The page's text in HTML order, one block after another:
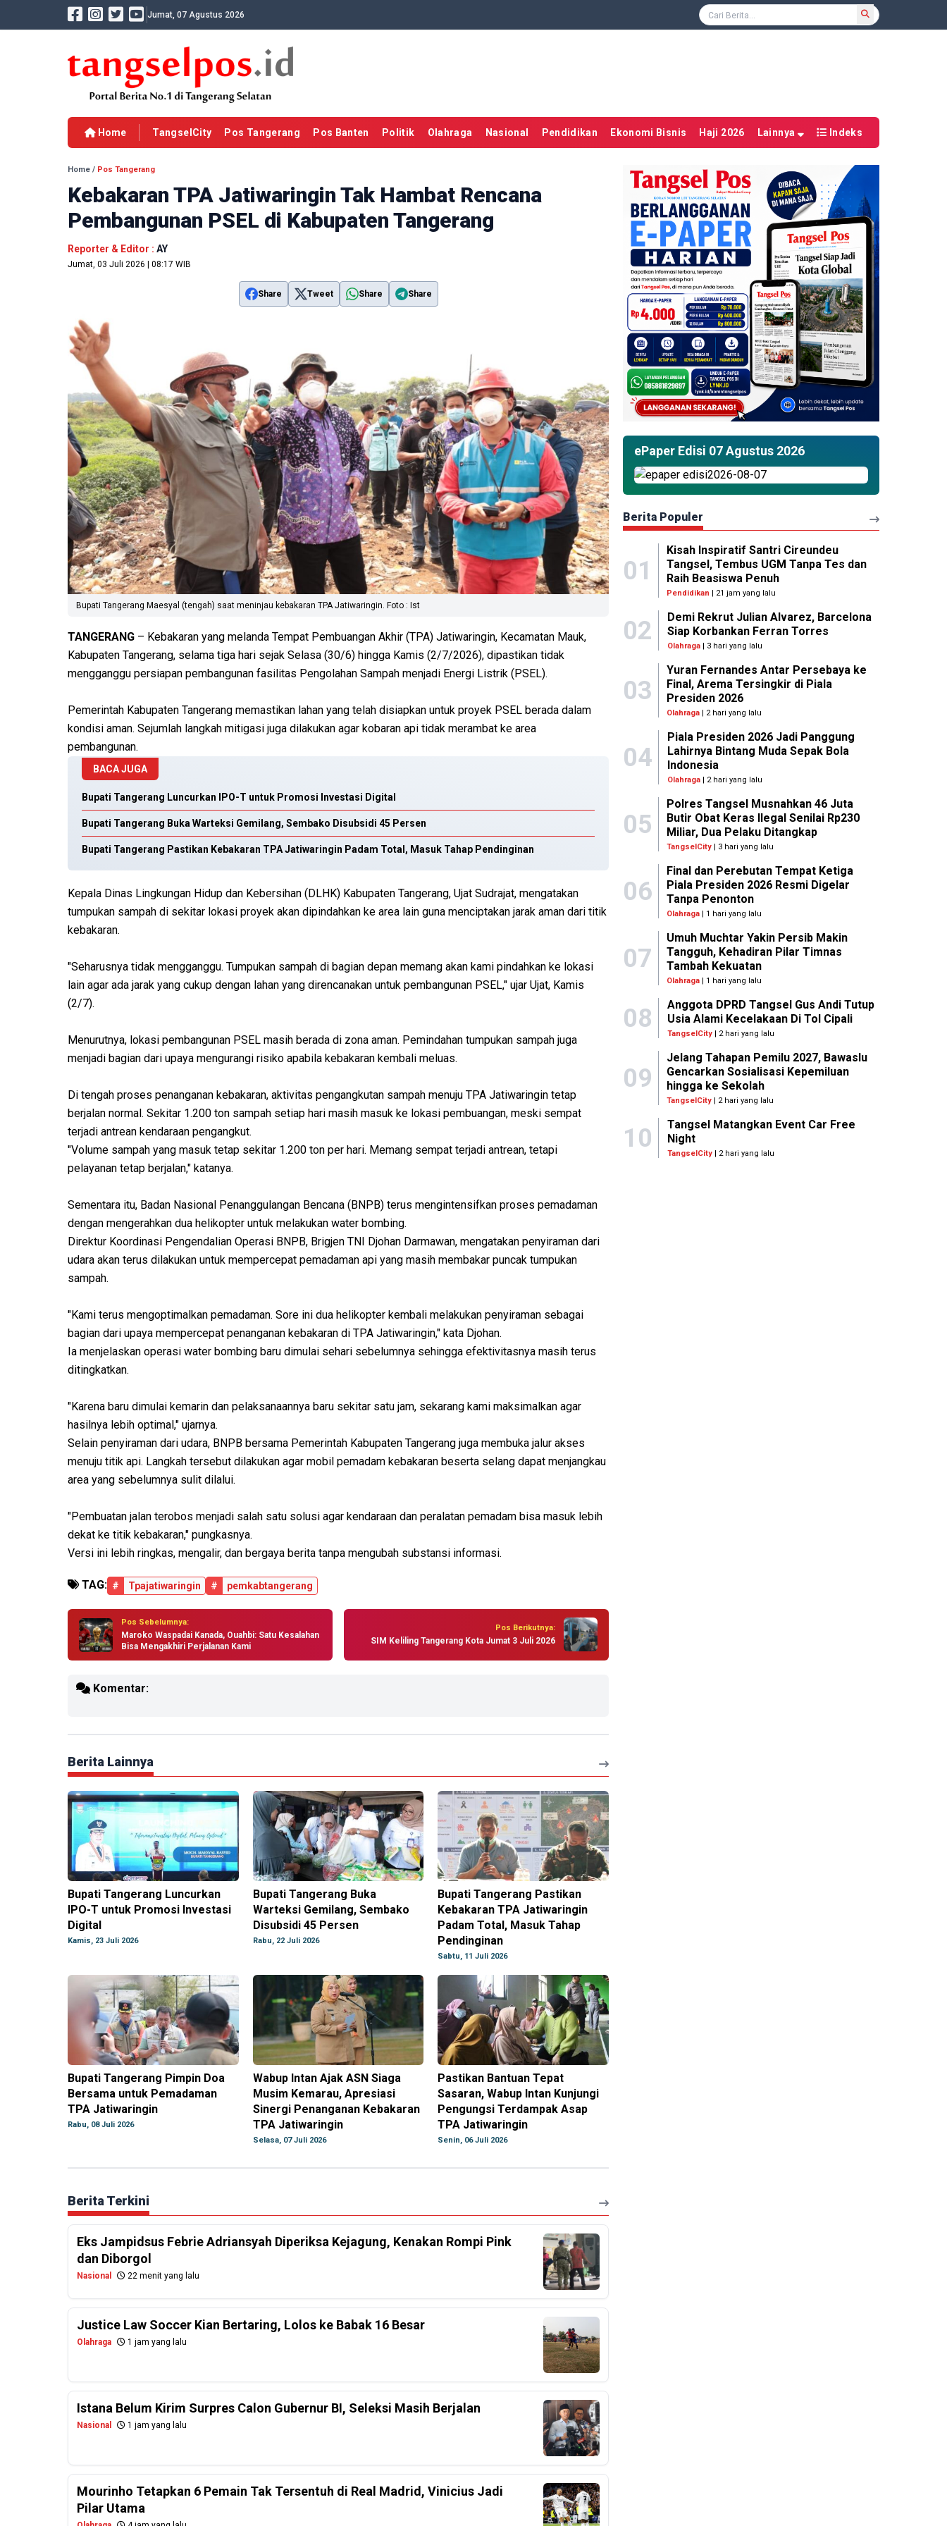
Jumat, 07 Agustus 2026
Home TangselCity Pos Tangerang Pos Banten Politik Olahraga Nasional Pendidikan Ekonomi Bisnis Haji 2026 Lainnya Indeks
Home / Pos Tangerang
Kebakaran TPA Jatiwaringin Tak Hambat Rencana
Pembangunan PSEL di Kabupaten Tangerang
Reporter & Editor : AY
Jumat, 03 Juli 2026 | 08:17 WIB
Share Tweet Share Share
Bupati Tangerang Maesyal (tengah) saat meninjau kebakaran TPA Jatiwaringin. Foto : Ist
TANGERANG – Kebakaran yang melanda Tempat Pembuangan Akhir (TPA) Jatiwaringin, Kecamatan Mauk,
Kabupaten Tangerang, selama tiga hari sejak Selasa (30/6) hingga Kamis (2/7/2026), dipastikan tidak
mengganggu persiapan pembangunan fasilitas Pengolahan Sampah menjadi Energi Listrik (PSEL).
Pemerintah Kabupaten Tangerang memastikan lahan yang telah disiapkan untuk proyek PSEL berada dalam
kondisi aman. Sejumlah langkah mitigasi juga dilakukan agar kobaran api tidak merambat ke area
pembangunan.
BACA JUGA
Bupati Tangerang Luncurkan IPO-T untuk Promosi Investasi Digital
Bupati Tangerang Buka Warteksi Gemilang, Sembako Disubsidi 45 Persen
Bupati Tangerang Pastikan Kebakaran TPA Jatiwaringin Padam Total, Masuk Tahap Pendinginan
Kepala Dinas Lingkungan Hidup dan Kebersihan (DLHK) Kabupaten Tangerang, Ujat Sudrajat, mengatakan
tumpukan sampah di sekitar lokasi proyek akan dipindahkan ke area lain guna menciptakan jarak aman dari titik
kebakaran.
"Seharusnya tidak mengganggu. Tumpukan sampah di bagian depan memang akan kami pindahkan ke lokasi
lain agar ada jarak yang cukup dengan lahan yang direncanakan untuk pembangunan PSEL," ujar Ujat, Kamis
(2/7).
Menurutnya, lokasi pembangunan PSEL masih berada di zona aman. Pemindahan tumpukan sampah juga
menjadi bagian dari upaya mengurangi risiko apabila kebakaran kembali meluas.
Di tengah proses penanganan kebakaran, aktivitas pengangkutan sampah menuju TPA Jatiwaringin tetap
berjalan normal. Sekitar 1.200 ton sampah setiap hari masih masuk ke lokasi pembuangan, meski sempat
terjadi antrean kendaraan pengangkut.
"Volume sampah yang masuk tetap sekitar 1.200 ton per hari. Memang sempat terjadi antrean, tetapi
pelayanan tetap berjalan," katanya.
Sementara itu, Badan Nasional Penanggulangan Bencana (BNPB) terus mengintensifkan proses pemadaman
dengan mengerahkan dua helikopter untuk melakukan water bombing.
Direktur Koordinasi Pengendalian Operasi BNPB, Brigjen TNI Djohan Darmawan, mengatakan penyiraman dari
udara akan terus dilakukan untuk mempercepat pemadaman api yang masih membakar puncak tumpukan
sampah.
"Kami terus mengoptimalkan pemadaman. Sore ini dua helikopter kembali melakukan penyiraman sebagai
bagian dari upaya mempercepat penanganan kebakaran di TPA Jatiwaringin," kata Djohan.
Ia menjelaskan operasi water bombing baru dimulai sehari sebelumnya sehingga efektivitasnya masih terus
ditingkatkan.
"Karena baru dimulai kemarin dan pelaksanaannya baru sekitar satu jam, sekarang kami maksimalkan agar
hasilnya lebih optimal," ujarnya.
Selain penyiraman dari udara, BNPB bersama Pemerintah Kabupaten Tangerang juga membuka jalur akses
menuju titik api. Langkah tersebut dilakukan agar mobil pemadam kebakaran beserta selang dapat menjangkau
area yang sebelumnya sulit dilalui.
"Pembuatan jalan terobos menjadi salah satu solusi agar kendaraan dan peralatan pemadam bisa masuk lebih
dekat ke titik kebakaran," pungkasnya.
Versi ini lebih ringkas, mengalir, dan bergaya berita tanpa mengubah substansi informasi.
TAG: # Tpajatiwaringin # pemkabtangerang
Pos Sebelumnya:
Maroko Waspadai Kanada, Ouahbi: Satu Kesalahan
Bisa Mengakhiri Perjalanan Kami
Pos Berikutnya:
SIM Keliling Tangerang Kota Jumat 3 Juli 2026
Komentar:
Berita Lainnya
Bupati Tangerang Luncurkan
IPO-T untuk Promosi Investasi
Digital
Kamis, 23 Juli 2026
Bupati Tangerang Buka
Warteksi Gemilang, Sembako
Disubsidi 45 Persen
Rabu, 22 Juli 2026
Bupati Tangerang Pastikan
Kebakaran TPA Jatiwaringin
Padam Total, Masuk Tahap
Pendinginan
Sabtu, 11 Juli 2026
Bupati Tangerang Pimpin Doa
Bersama untuk Pemadaman
TPA Jatiwaringin
Rabu, 08 Juli 2026
Wabup Intan Ajak ASN Siaga
Musim Kemarau, Apresiasi
Sinergi Penanganan Kebakaran
TPA Jatiwaringin
Selasa, 07 Juli 2026
Pastikan Bantuan Tepat
Sasaran, Wabup Intan Kunjungi
Pengungsi Terdampak Asap
TPA Jatiwaringin
Senin, 06 Juli 2026
Berita Terkini
Eks Jampidsus Febrie Adriansyah Diperiksa Kejagung, Kenakan Rompi Pink
dan Diborgol
Nasional 22 menit yang lalu
Justice Law Soccer Kian Bertaring, Lolos ke Babak 16 Besar
Olahraga 1 jam yang lalu
Istana Belum Kirim Surpres Calon Gubernur BI, Seleksi Masih Berjalan
Nasional 1 jam yang lalu
Mourinho Tetapkan 6 Pemain Tak Tersentuh di Real Madrid, Vinicius Jadi
Pilar Utama
ePaper Edisi 07 Agustus 2026
Berita Populer
01
Kisah Inspiratif Santri Cireundeu
Tangsel, Tembus UGM Tanpa Tes dan
Raih Beasiswa Penuh
Pendidikan | 21 jam yang lalu
02
Demi Rekrut Julian Alvarez, Barcelona
Siap Korbankan Ferran Torres
Olahraga| 3 hari yang lalu
03
Yuran Fernandes Antar Persebaya ke
Final, Arema Tersingkir di Piala
Presiden 2026
Olahraga | 2 hari yang lalu
04
Piala Presiden 2026 Jadi Panggung
Lahirnya Bintang Muda Sepak Bola
Indonesia
Olahraga| 2 hari yang lalu
05
Polres Tangsel Musnahkan 46 Juta
Butir Obat Keras Ilegal Senilai Rp230
Miliar, Dua Pelaku Ditangkap
TangselCity | 3 hari yang lalu
06
Final dan Perebutan Tempat Ketiga
Piala Presiden 2026 Resmi Digelar
Tanpa Penonton
Olahraga | 1 hari yang lalu
07
Umuh Muchtar Yakin Persib Makin
Tangguh, Kehadiran Pilar Timnas
Tambah Kekuatan
Olahraga | 1 hari yang lalu
08
Anggota DPRD Tangsel Gus Andi Tutup
Usia Alami Kecelakaan Di Tol Cipali
TangselCity| 2 hari yang lalu
09
Jelang Tahapan Pemilu 2027, Bawaslu
Gencarkan Sosialisasi Kepemiluan
hingga ke Sekolah
TangselCity | 2 hari yang lalu
10
Tangsel Matangkan Event Car Free
Night
TangselCity| 2 hari yang lalu